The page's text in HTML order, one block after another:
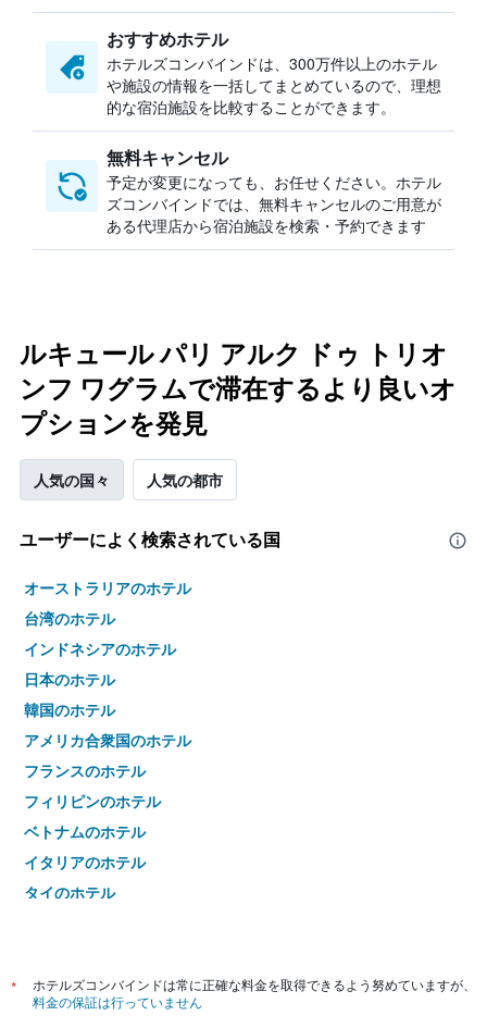
おすすめホテル
ホテルズコンバインドは、300万件以上のホテル
や施設の情報を一括してまとめているので、理想
的な宿泊施設を比較することができます。
無料キャンセル
予定が変更になっても、お任せください。ホテル
ズコンバインドでは、無料キャンセルのご用意が
ある代理店から宿泊施設を検索・予約できます
ルキュール パリ アルク ドゥ トリオ
ンフ ワグラムで滞在するより良いオ
プションを発見
人気の国々 人気の都市
ユーザーによく検索されている国
オーストラリアのホテル
台湾のホテル
インドネシアのホテル
日本のホテル
韓国のホテル
アメリカ合衆国のホテル
フランスのホテル
フィリピンのホテル
ベトナムのホテル
イタリアのホテル
タイのホテル
*
ホテルズコンバインドは常に正確な料金を取得できるよう努めていますが、
料金の保証は行っていません